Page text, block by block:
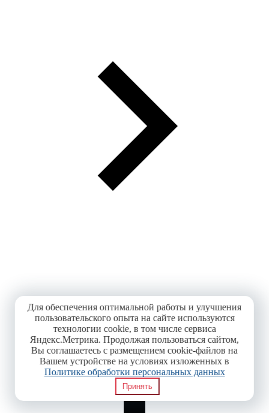
Для обеспечения оптимальной работы и улучшения
пользовательского опыта на сайте используются
технологии cookie, в том числе сервиса
Яндекс.Метрика. Продолжая пользоваться сайтом,
Вы соглашаетесь с размещением cookie-файлов на
Вашем устройстве на условиях изложенных в
Политике обработки персональных данных
Принять